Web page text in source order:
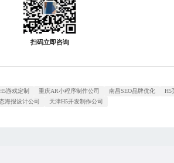
扫码立即咨询
游戏定制 重庆AR小程序制作公司 南昌SEO品牌优化
H5
海报设计公司 天津H5开发制作公司